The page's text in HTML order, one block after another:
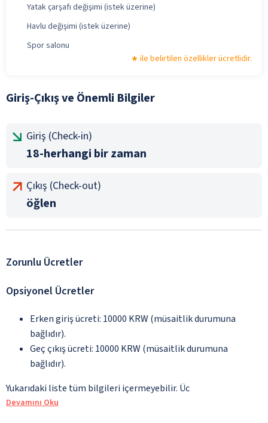
Yatak çarşafı değişimi (istek üzerine)
Havlu değişimi (istek üzerine)
Spor salonu
ile belirtilen özellikler ücretlidir.
Giriş-Çıkış ve Önemli Bilgiler
Giriş (Check-in)
18-herhangi bir zaman
Çıkış (Check-out)
öğlen
Zorunlu Ücretler
Opsiyonel Ücretler
Erken giriş ücreti: 10000 KRW (müsaitlik durumuna
bağlıdır).
Geç çıkış ücreti: 10000 KRW (müsaitlik durumuna
bağlıdır).
Yukarıdaki liste tüm bilgileri içermeyebilir. Üc
Devamını Oku